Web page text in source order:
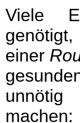
Viele
einer